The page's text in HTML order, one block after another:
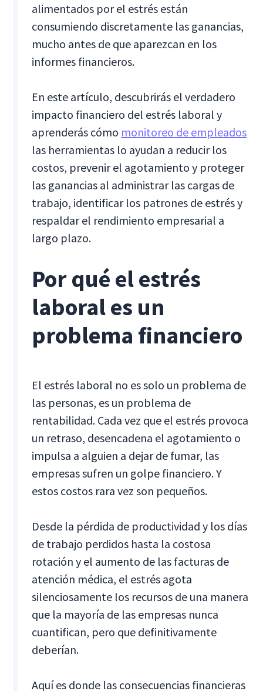
alimentados por el estrés están
consumiendo discretamente las ganancias,
mucho antes de que aparezcan en los
informes financieros.
En este artículo, descubrirás el verdadero
impacto financiero del estrés laboral y
aprenderás cómo monitoreo de empleados
las herramientas lo ayudan a reducir los
costos, prevenir el agotamiento y proteger
las ganancias al administrar las cargas de
trabajo, identificar los patrones de estrés y
respaldar el rendimiento empresarial a
largo plazo.
Por qué el estrés
laboral es un
problema financiero
El estrés laboral no es solo un problema de
las personas, es un problema de
rentabilidad. Cada vez que el estrés provoca
un retraso, desencadena el agotamiento o
impulsa a alguien a dejar de fumar, las
empresas sufren un golpe financiero. Y
estos costos rara vez son pequeños.
Desde la pérdida de productividad y los días
de trabajo perdidos hasta la costosa
rotación y el aumento de las facturas de
atención médica, el estrés agota
silenciosamente los recursos de una manera
que la mayoría de las empresas nunca
cuantifican, pero que definitivamente
deberían.
Aquí es donde las consecuencias financieras